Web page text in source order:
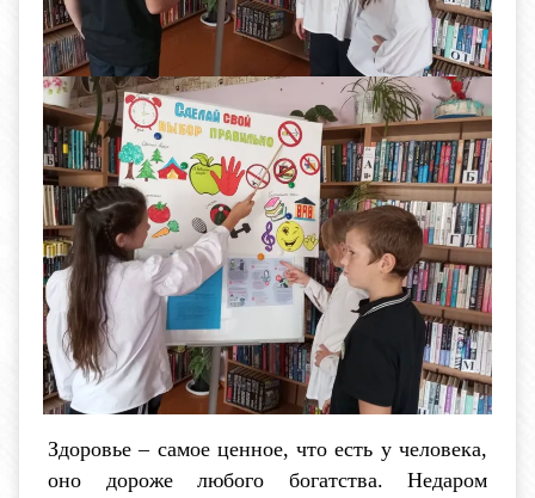
Здоровье – самое ценное, что есть у человека,
оно дороже любого богатства. Недаром